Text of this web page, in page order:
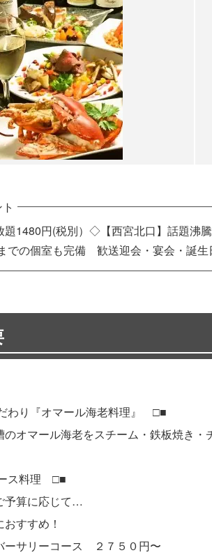
1480円(税別）◇【西宮北口】話題沸
での個室も完備 歓送迎会・宴会・誕生
わり『オマール海老料理』 □■
のオマール海老をスチーム・鉄板焼き
ス料理 □■
予算に応じて…
すすめ！
ーサリーコース ２７５０円〜